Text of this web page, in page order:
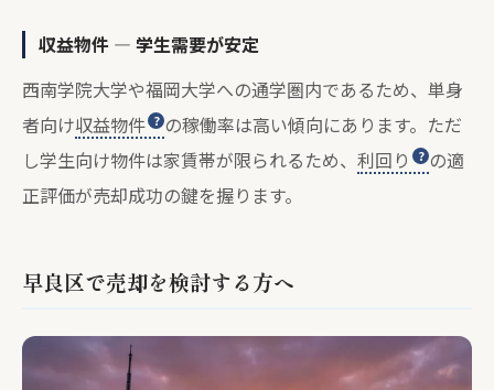
収益物件 — 学生需要が安定
西南学院大学や福岡大学への通学圏内であるため、単身
者向け収益物件
の稼働率は高い傾向にあります。ただ
し学生向け物件は家賃帯が限られるため、 利回り
の適
正評価が売却成功の鍵を握ります。
早良区で売却を検討する方へ